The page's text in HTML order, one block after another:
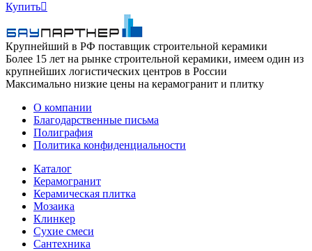
Купить
Крупнейший в РФ поставщик строительной керамики
Более 15 лет на рынке строительной керамики, имеем один из
крупнейших логистических центров в России
Максимально низкие цены на керамогранит и плитку
О компании
Благодарственные письма
Полиграфия
Политика конфиденциальности
Каталог
Керамогранит
Керамическая плитка
Мозаика
Клинкер
Сухие смеси
Сантехника